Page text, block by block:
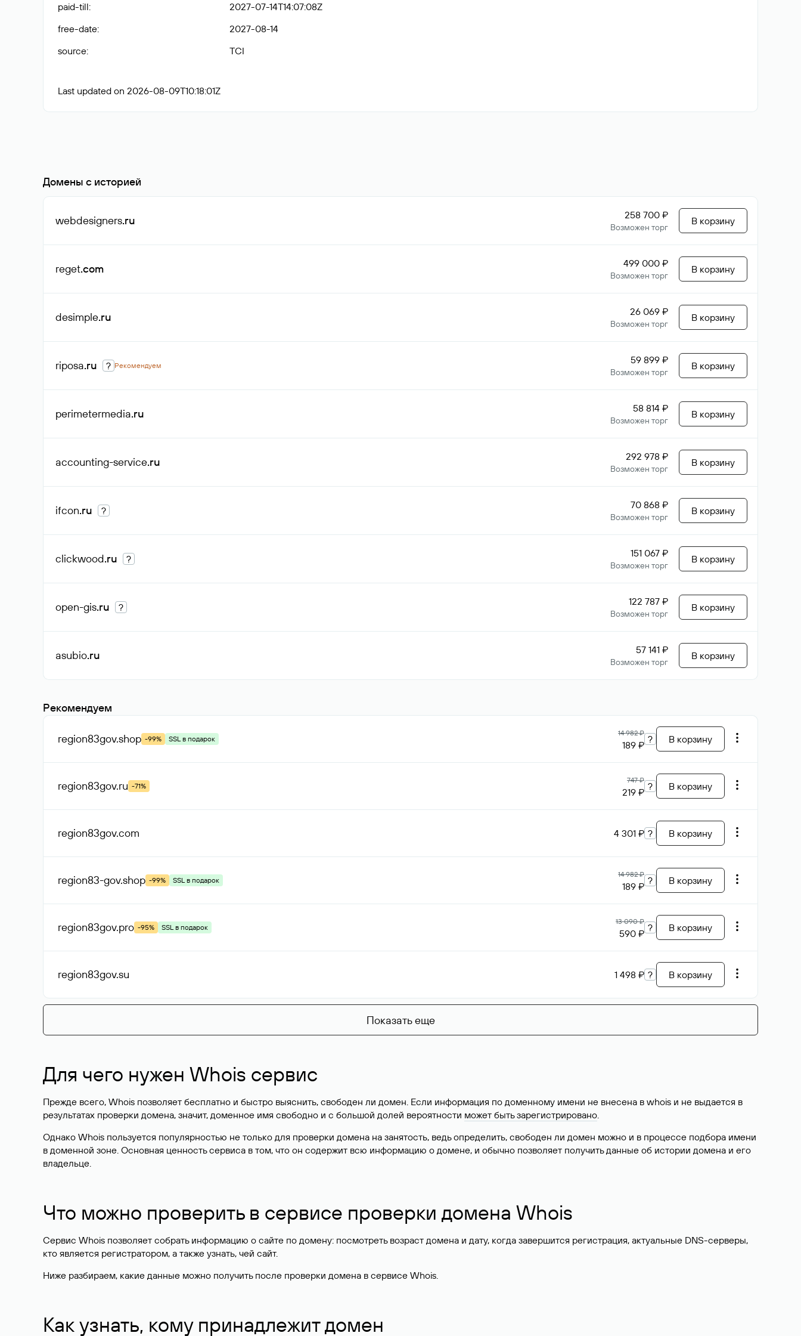
paid-till:
2027-07-14T14:07:08Z
free-date:
2027-08-14
source: TCI
Last updated on 2026-08-09T10:18:01Z
Домены с историей
webdesigners.ru 258 700 ₽
Возможен торг
В корзину
reget.com 499 000 ₽
Возможен торг
В корзину
desimple.ru 26 069 ₽
Возможен торг
В корзину
riposa.ru ? Рекомендуем 59 899 ₽
Возможен торг
В корзину
perimetermedia.ru 58 814 ₽
Возможен торг
В корзину
accounting-service.ru 292 978 ₽
Возможен торг
В корзину
ifcon.ru ? 70 868 ₽
Возможен торг
В корзину
clickwood.ru ? 151 067 ₽
Возможен торг
В корзину
open-gis.ru ? 122 787 ₽
Возможен торг
В корзину
asubio.ru 57 141 ₽
Возможен торг
В корзину
Рекомендуем
region83gov.shop -99% SSL в подарок
14 982 ₽
189 ₽ ? В корзину
region83gov.ru -71%
747 ₽
219 ₽ ? В корзину
region83gov.com 4 301 ₽ ? В корзину
region83-gov.shop -99% SSL в подарок
14 982 ₽
189 ₽ ? В корзину
region83gov.pro -95% SSL в подарок
13 090 ₽
590 ₽ ? В корзину
region83gov.su 1 498 ₽ ? В корзину
Показать еще
Для чего нужен Whois сервис
Прежде всего, Whois позволяет бесплатно и быстро выяснить, свободен ли домен. Если информация по доменному имени не внесена в whois и не выдается в
результатах проверки домена, значит, доменное имя свободно и с большой долей вероятности может быть зарегистрировано.
Однако Whois пользуется популярностью не только для проверки домена на занятость, ведь определить, свободен ли домен можно и в процессе подбора имени
в доменной зоне. Основная ценность сервиса в том, что он содержит всю информацию о домене, и обычно позволяет получить данные об истории домена и его
владельце.
Что можно проверить в сервисе проверки домена Whois
Сервис Whois позволяет собрать информацию о сайте по домену: посмотреть возраст домена и дату, когда завершится регистрация, актуальные DNS-серверы,
кто является регистратором, а также узнать, чей сайт.
Ниже разбираем, какие данные можно получить после проверки домена в сервисе Whois.
Как узнать, кому принадлежит домен